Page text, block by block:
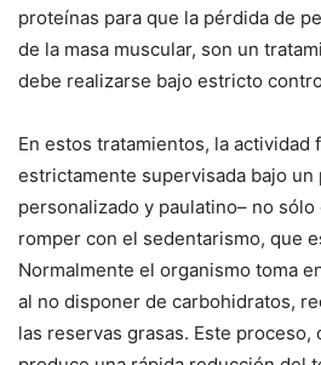
proteínas para que la pérdida de
de la masa muscular, son un
debe realizarse bajo estricto
En estos tratamientos, la actividad
estrictamente supervisada bajo un
personalizado y paulatino– no
romper con el sedentarismo, que
Normalmente el organismo toma
al no disponer de carbohidratos,
las reservas grasas. Este